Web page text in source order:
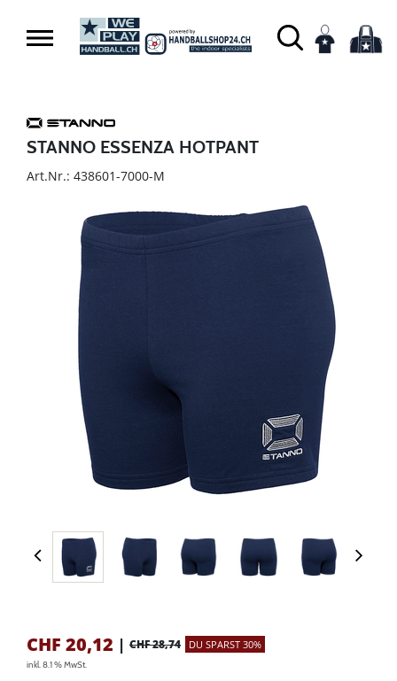
STANNO ESSENZA HOTPANT
Art.Nr.: 438601-7000-M
CHF 20,12 | CHF 28,74 DU SPARST 30%
inkl. 8.1 % MwSt.